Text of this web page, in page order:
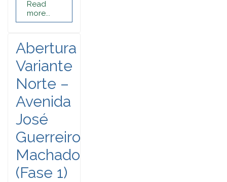
Read
more...
Abertura
Variante
Norte –
Avenida
José
Guerreiro
Machado
(Fase 1)